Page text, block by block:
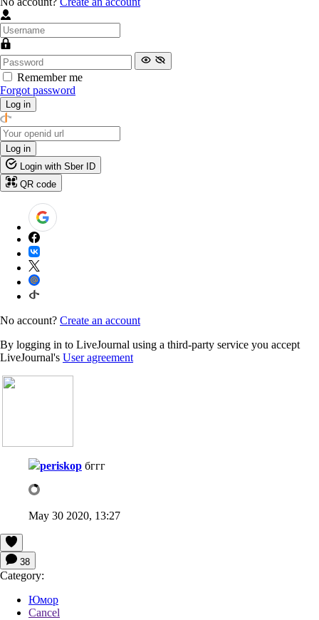
Remember me
Forgot password
Log in
Log in
Login with Sber ID
QR code
No account? Create an account
By logging in to LiveJournal using a third-party service you accept
LiveJournal's User agreement
periskop бггг
May 30 2020, 13:27
38
Category:
Юмор
Cancel